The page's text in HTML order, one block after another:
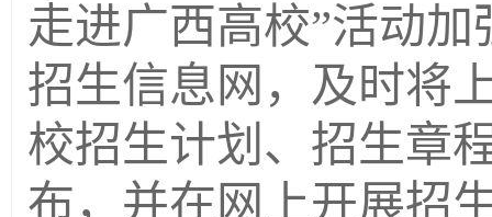
走进广西高校”活动
招生信息网，及时将
校招生计划、招生章
布，并在网上开展招